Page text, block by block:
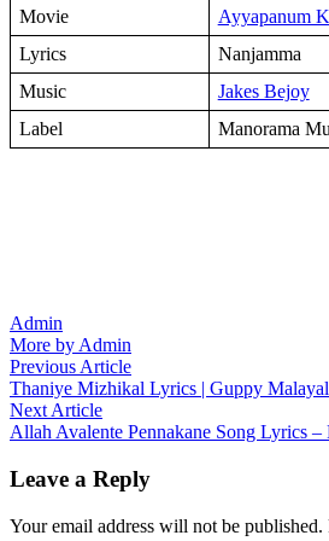
Movie
Ayyapanum
Lyrics
Nanjamma
Music
Jakes Bejoy
Label
Manorama
Admin
More by Admin
Post
navigation
Previous ArticlePrevious
article:
Thaniye Mizhikal Lyrics | Guppy
Next ArticleNext
article:
Allah Avalente Pennakane Song Lyrics
Leave a Reply
Your email address will not be published.